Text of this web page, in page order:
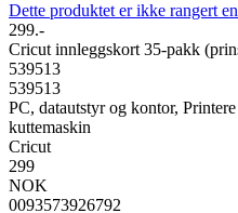
Dette produktet er ikke rangert
299.-
Cricut innleggskort 35-pakk
539513
539513
PC, datautstyr og kontor,
kuttemaskin
Cricut
299
NOK
0093573926792